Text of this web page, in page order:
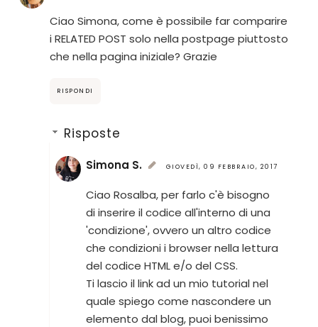
Ciao Simona, come è possibile far comparire
i RELATED POST solo nella postpage piuttosto
che nella pagina iniziale? Grazie
RISPONDI
Risposte
Simona S. GIOVEDÌ, 09 FEBBRAIO, 2017
Ciao Rosalba, per farlo c'è bisogno
di inserire il codice all'interno di una
'condizione', ovvero un altro codice
che condizioni i browser nella lettura
del codice HTML e/o del CSS.
Ti lascio il link ad un mio tutorial nel
quale spiego come nascondere un
elemento dal blog, puoi benissimo